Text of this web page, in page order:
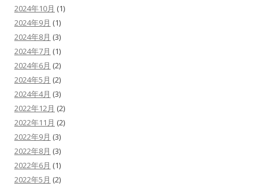
2024年10月 (1)
2024年9月 (1)
2024年8月 (3)
2024年7月 (1)
2024年6月 (2)
2024年5月 (2)
2024年4月 (3)
2022年12月 (2)
2022年11月 (2)
2022年9月 (3)
2022年8月 (3)
2022年6月 (1)
2022年5月 (2)